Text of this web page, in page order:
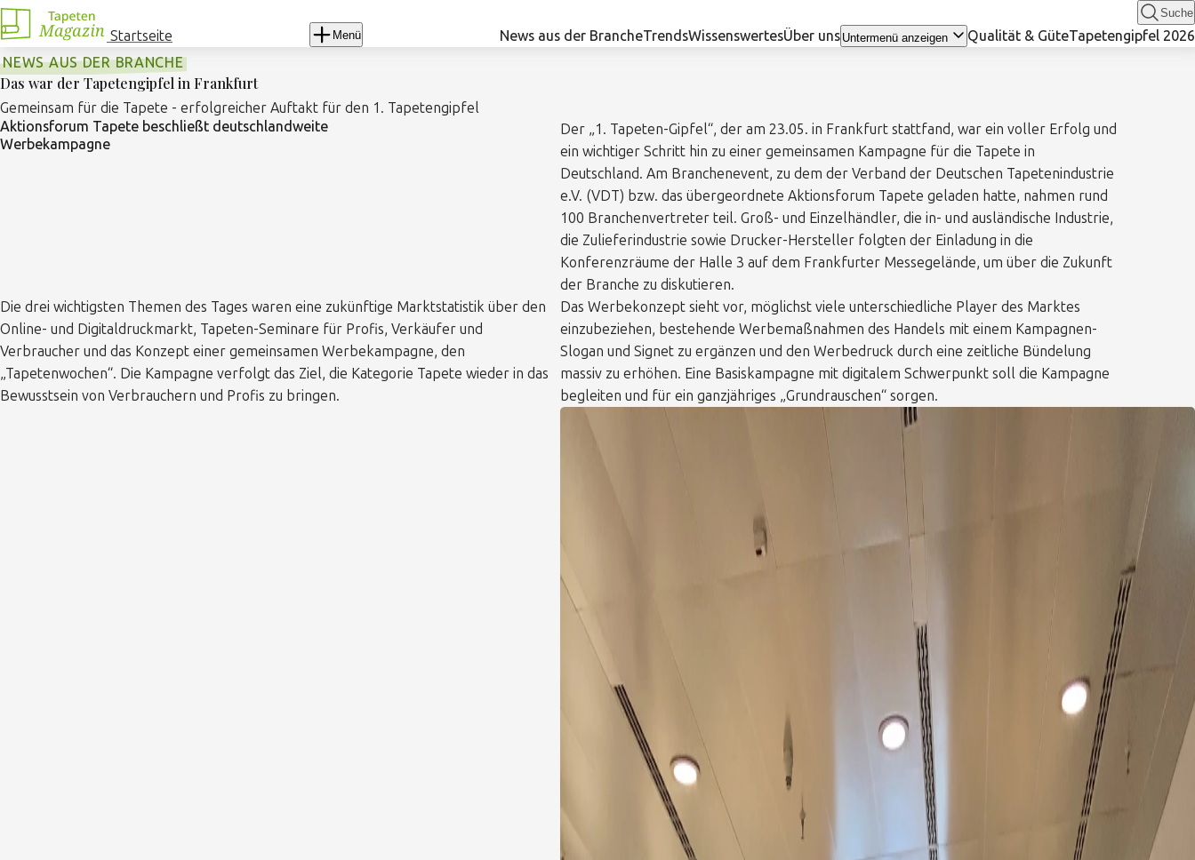
Navigation
überspringen
Startseite Menü
Suche
News aus der BrancheTrendsWissenswertesÜber uns Untermenü anzeigen Qualität & GüteTapetengipfel 2026
NEWS AUS DER BRANCHE
Das war der Tapetengipfel in Frankfurt
Gemeinsam für die Tapete - erfolgreicher Auftakt für den 1. Tapetengipfel
Aktionsforum Tapete beschließt deutschlandweite
Werbekampagne
Der „1. Tapeten-Gipfel“, der am 23.05. in Frankfurt stattfand, war ein voller Erfolg und
ein wichtiger Schritt hin zu einer gemeinsamen Kampagne für die Tapete in
Deutschland. Am Branchenevent, zu dem der Verband der Deutschen Tapetenindustrie
e.V. (VDT) bzw. das übergeordnete Aktionsforum Tapete geladen hatte, nahmen rund
100 Branchenvertreter teil. Groß- und Einzelhändler, die in- und ausländische Industrie,
die Zulieferindustrie sowie Drucker-Hersteller folgten der Einladung in die
Konferenzräume der Halle 3 auf dem Frankfurter Messegelände, um über die Zukunft
der Branche zu diskutieren.
Die drei wichtigsten Themen des Tages waren eine zukünftige Marktstatistik über den
Online- und Digitaldruckmarkt, Tapeten-Seminare für Profis, Verkäufer und
Verbraucher und das Konzept einer gemeinsamen Werbekampagne, den
„Tapetenwochen“. Die Kampagne verfolgt das Ziel, die Kategorie Tapete wieder in das
Bewusstsein von Verbrauchern und Profis zu bringen.
Das Werbekonzept sieht vor, möglichst viele unterschiedliche Player des Marktes
einzubeziehen, bestehende Werbemaßnahmen des Handels mit einem Kampagnen-
Slogan und Signet zu ergänzen und den Werbedruck durch eine zeitliche Bündelung
massiv zu erhöhen. Eine Basiskampagne mit digitalem Schwerpunkt soll die Kampagne
begleiten und für ein ganzjähriges „Grundrauschen“ sorgen.